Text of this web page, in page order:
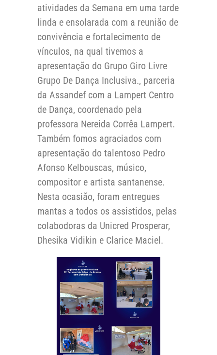
atividades da Semana em uma tarde
linda e ensolarada com a reunião de
convivência e fortalecimento de
vínculos, na qual tivemos a
apresentação do Grupo Giro Livre
Grupo De Dança Inclusiva., parceria
da Assandef com a Lampert Centro
de Dança, coordenado pela
professora Nereida Corrêa Lampert.
Também fomos agraciados com
apresentação do talentoso Pedro
Afonso Kelbouscas, músico,
compositor e artista santanense.
Nesta ocasião, foram entregues
mantas a todos os assistidos, pelas
colabodoras da Unicred Prosperar,
Dhesika Vidikin e Clarice Maciel.